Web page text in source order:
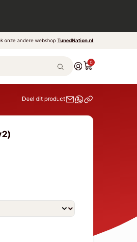
onze andere webshopTunedNation.nl
0
Deel dit product